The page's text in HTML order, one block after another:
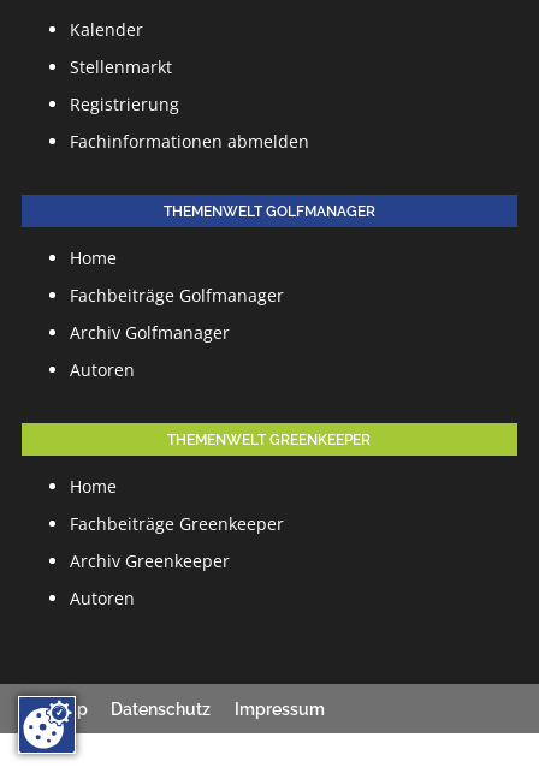
Kalender
Stellenmarkt
Registrierung
Fachinformationen abmelden
THEMENWELT GOLFMANAGER
Home
Fachbeiträge Golfmanager
Archiv Golfmanager
Autoren
THEMENWELT GREENKEEPER
Home
Fachbeiträge Greenkeeper
Archiv Greenkeeper
Autoren
Sitemap Datenschutz Impressum